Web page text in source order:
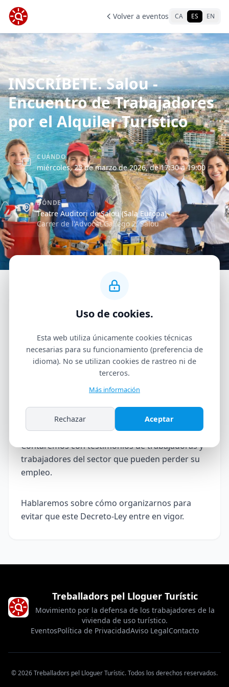
Volver a eventos CA ES EN
INSCRÍBETE. Salou -
Encuentro de Trabajadores
por el Alquiler Turístico
CUÁNDO
miércoles, 25 de marzo de 2026, de 17:30 a 19:00
DÓNDE
Teatre Auditori de Salou (Sala Europa)
Carrer de l'Advocat Gallego 2, Salou
📅 Miércoles 25 de marzo a las 18.30h
Te invitamos al primer encuentro de
Trabajadores por el Alquiler Turístico en Salou,
el municipio de Cataluña más afectado por el
apartamentos turísticos.
Contaremos con testimonios de trabajadoras y
trabajadores del sector que pueden perder su
empleo.
Hablaremos sobre cómo organizarnos para
evitar que este Decreto-Ley entre en vigor.
Treballadors pel Lloguer Turístic
Movimiento por la defensa de los trabajadores de la
vivienda de uso turístico.
EventosPolítica de PrivacidadAviso LegalContacto
© 2026 Treballadors pel Lloguer Turístic.Todos los derechos reservados.
Uso de cookies.
Esta web utiliza únicamente cookies técnicas
necesarias para su funcionamiento (preferencia de
idioma). No se utilizan cookies de rastreo ni de
terceros.
Más información
Rechazar Aceptar